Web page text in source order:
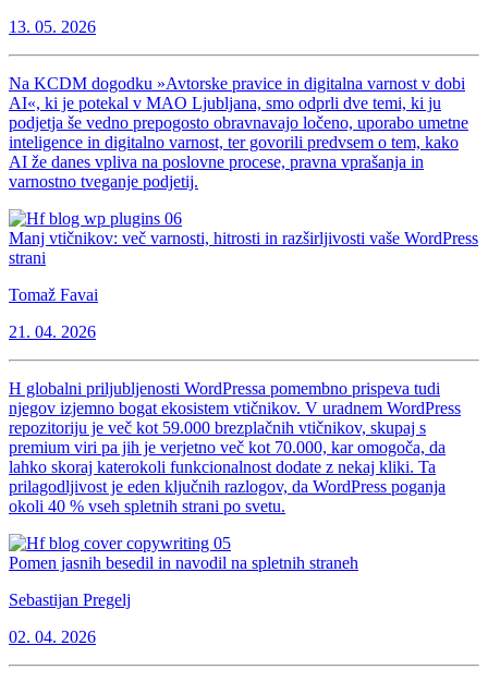
13. 05. 2026
Na KCDM dogodku »Avtorske pravice in digitalna varnost v dobi
AI«, ki je potekal v MAO Ljubljana, smo odprli dve temi, ki ju
podjetja še vedno prepogosto obravnavajo ločeno, uporabo umetne
inteligence in digitalno varnost, ter govorili predvsem o tem, kako
AI že danes vpliva na poslovne procese, pravna vprašanja in
varnostno tveganje podjetij.
Manj vtičnikov: več varnosti, hitrosti in razširljivosti vaše WordPress
strani
Tomaž Favai
21. 04. 2026
H globalni priljubljenosti WordPressa pomembno prispeva tudi
njegov izjemno bogat ekosistem vtičnikov. V uradnem WordPress
repozitoriju je več kot 59.000 brezplačnih vtičnikov, skupaj s
premium viri pa jih je verjetno več kot 70.000, kar omogoča, da
lahko skoraj katerokoli funkcionalnost dodate z nekaj kliki. Ta
prilagodljivost je eden ključnih razlogov, da WordPress poganja
okoli 40 % vseh spletnih strani po svetu.
Pomen jasnih besedil in navodil na spletnih straneh
Sebastijan Pregelj
02. 04. 2026